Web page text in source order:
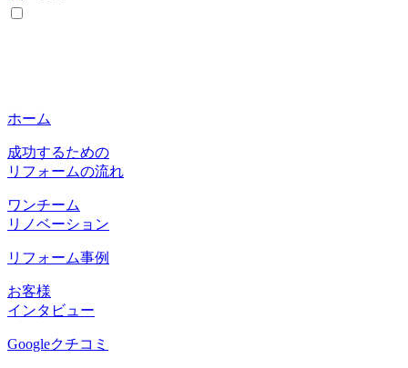
ホーム
成功するための
リフォームの流れ
ワンチーム
リノベーション
リフォーム事例
お客様
インタビュー
Googleクチコミ